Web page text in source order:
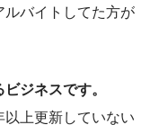
ルバイトしてた方が
ジネスです。
上更新していない